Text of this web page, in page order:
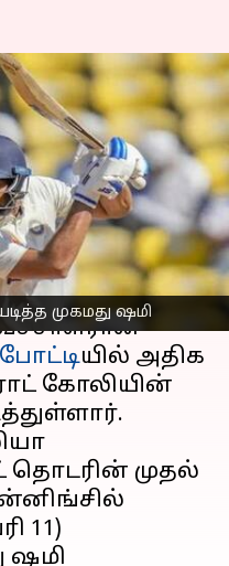
முகமது ஷமி
:
ஷமி!
11, 2023 12:19 pm
யில் அதிக
கோலியின்
முதல்
11)
ஷமி